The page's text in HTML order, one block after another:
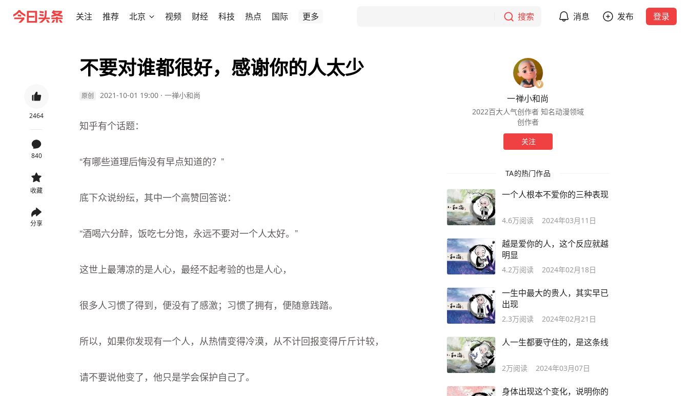
关注 推荐 北京 视频 财经 科技 热点 国际 更多 搜索 消息 发布 登录
2464
840
收藏
分享
不要对谁都很好，感谢你的人太少
原创 2021-10-01 19:00 · 一禅小和尚
知乎有个话题：
“有哪些道理后悔没有早点知道的？”
底下众说纷纭，其中一个高赞回答说：
“酒喝六分醉，饭吃七分饱，永远不要对一个人太好。”
这世上最薄凉的是人心，最经不起考验的也是人心，
很多人习惯了得到，便没有了感激；习惯了拥有，便随意践踏。
所以，如果你发现有一个人，从热情变得冷漠，从不计回报变得斤斤计较，
请不要说他变了，他只是学会保护自己了。
一禅小和尚
2022百大人气创作者 知名动漫领域
创作者
关注
TA的热门作品
一个人根本不爱你的三种表现
4.6万阅读 2024年03月11日
越是爱你的人，这个反应就越
明显
4.2万阅读 2024年02月18日
一生中最大的贵人，其实早已
出现
2.3万阅读 2024年02月21日
人一生都要守住的，是这条线
2万阅读 2024年03月07日
身体出现这个变化，说明你的